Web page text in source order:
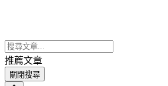
推薦文章
關閉搜尋